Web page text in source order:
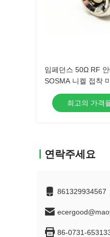
임페던스 50Ω RF
SOSMA 니켈 접착
최고의 가격
연락주세요
861329934567
86-0731-